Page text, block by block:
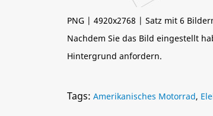
PNG | 4920x2768 | Satz mit 6
Nachdem Sie das Bild eingestellt
Hintergrund anfordern.
Tags: Amerikanisches Motorrad,